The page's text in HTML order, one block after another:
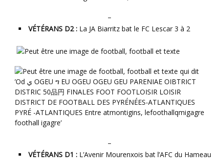
–
VÉTÉRANS D2 : La JA Biarritz bat le FC Lescar 3 à 2
–
VÉTÉRANS D1 : L’Avenir Mourenxois bat l’AFC du Hameau